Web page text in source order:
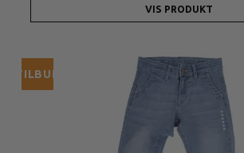
VIS PRODUKT
TILBUD